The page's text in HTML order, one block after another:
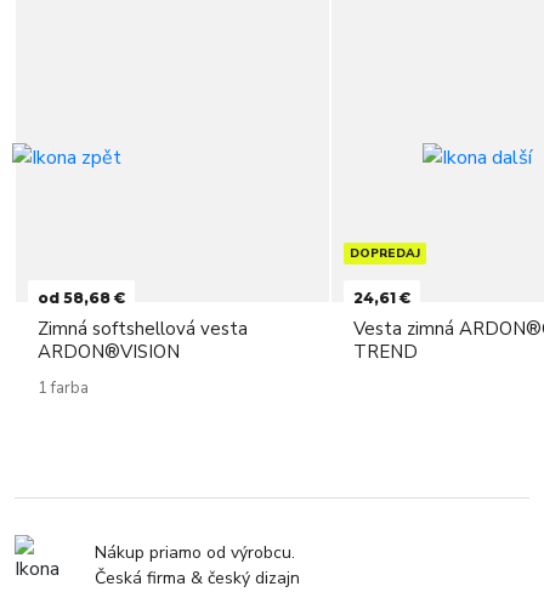
od 58,68 €
Zimná softshellová vesta
ARDON®VISION
1 farba
DOPREDAJ
24,61 €
Vesta zimná
TREND
Nákup priamo od výrobcu.
Česká firma & český dizajn